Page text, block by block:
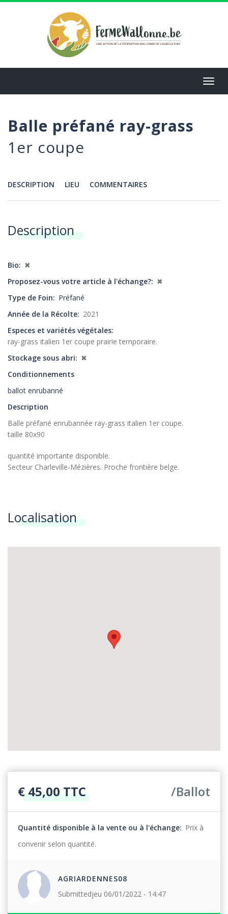
Aller
Balle préfané ray-grass
1er coupe
Annonces
DESCRIPTION LIEU COMMENTAIRES
Description
Bio
✖
Proposez-vous votre article à l'échange?
✖
Type de Foin
Préfané
Année de la Récolte
2021
Especes et variétés végétales
ray-grass italien 1er coupe prairie temporaire.
Stockage sous abri
✖
Conditionnements
ballot enrubanné
Description
Balle préfané enrubannée ray-grass italien 1er coupe.
taille 80x90
quantité importante disponible.
Secteur Charleville-Mézières. Proche frontière belge.
Localisation
€ 45,00 TTC Ballot
Quantité disponible à la vente ou à l'échange
Prix à
convenir selon quantité.
AGRIARDENNES08
Submittedjeu 06/01/2022 - 14:47